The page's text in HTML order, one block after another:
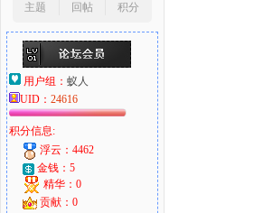
主题
回帖
积分
用户组： 蚁人
UID： 24616
积分信息:
浮云：4462
金钱：5
精华：0
贡献：0